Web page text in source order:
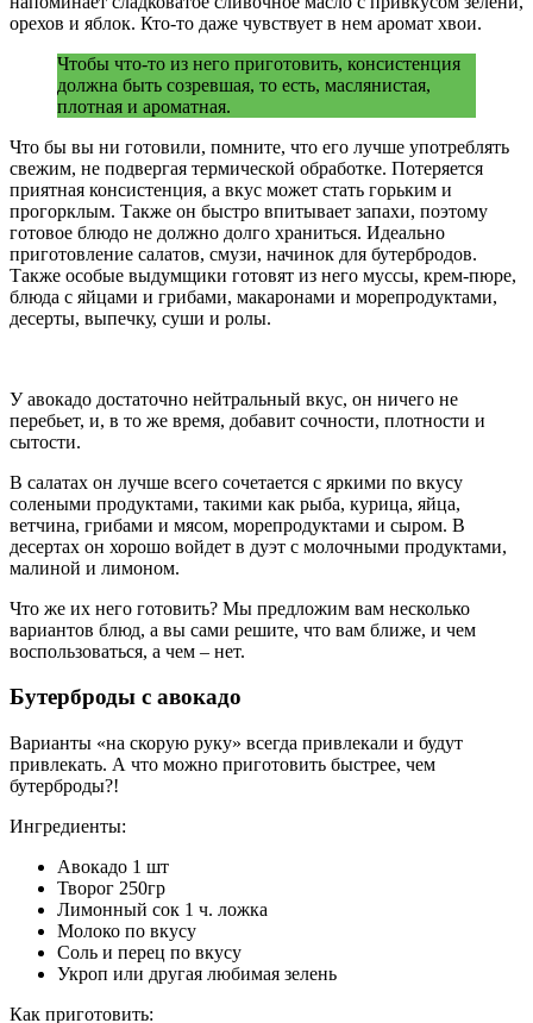
орехов и яблок. Кто-то даже чувствует в нем аромат хвои.
Чтобы что-то из него приготовить, консистенция
должна быть созревшая, то есть, маслянистая,
плотная и ароматная.
Что бы вы ни готовили, помните, что его лучше употреблять
свежим, не подвергая термической обработке. Потеряется
приятная консистенция, а вкус может стать горьким и
прогорклым. Также он быстро впитывает запахи, поэтому
готовое блюдо не должно долго храниться. Идеально
приготовление салатов, смузи, начинок для бутербродов.
Также особые выдумщики готовят из него муссы, крем-пюре,
блюда с яйцами и грибами, макаронами и морепродуктами,
десерты, выпечку, суши и ролы.
У авокадо достаточно нейтральный вкус, он ничего не
перебьет, и, в то же время, добавит сочности, плотности и
сытости.
В салатах он лучше всего сочетается с яркими по вкусу
солеными продуктами, такими как рыба, курица, яйца,
ветчина, грибами и мясом, морепродуктами и сыром. В
десертах он хорошо войдет в дуэт с молочными продуктами,
малиной и лимоном.
Что же их него готовить? Мы предложим вам несколько
вариантов блюд, а вы сами решите, что вам ближе, и чем
воспользоваться, а чем – нет.
Бутерброды с авокадо
Варианты «на скорую руку» всегда привлекали и будут
привлекать. А что можно приготовить быстрее, чем
бутерброды?!
Ингредиенты:
Авокадо 1 шт
Творог 250гр
Лимонный сок 1 ч. ложка
Молоко по вкусу
Соль и перец по вкусу
Укроп или другая любимая зелень
Как приготовить: